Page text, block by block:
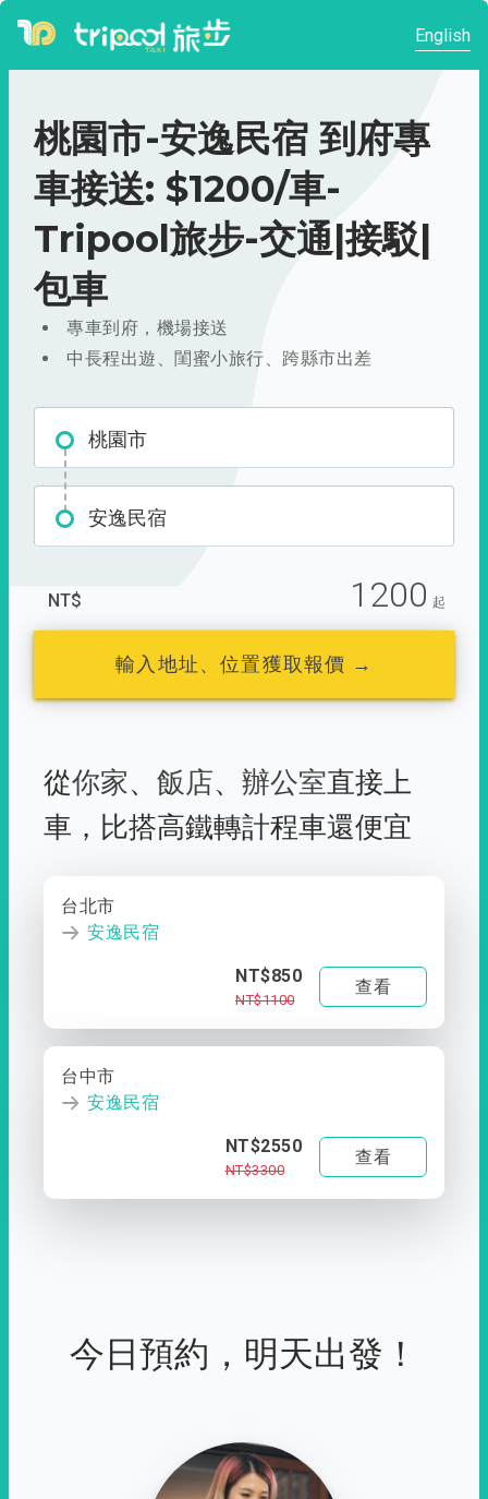
English
桃園市-安逸民宿 到府專
車接送: $1200/車-
Tripool旅步-交通|接駁|
包車
專車到府，機場接送
中長程出遊、閨蜜小旅行、跨縣市出差
桃園市
安逸民宿
NT$ 1200 起
輸入地址、位置獲取報價 →
從你家、 飯店、 辦公室直接上
車， 比搭高鐵轉計程車還便宜
台北市
安逸民宿
NT$850
NT$1100
查看
台中市
安逸民宿
NT$2550
NT$3300
查看
今日預約，明天出發！